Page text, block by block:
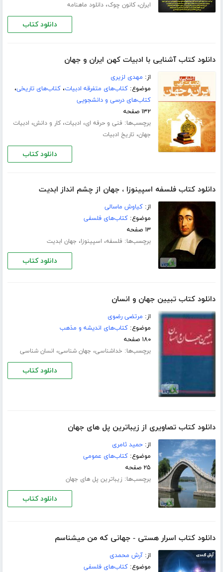
ایران،کانون چوک،دانلود ماهنامه
دانلود کتاب
دانلود کتاب آشنایی با ادبیات کهن ایران و جهان
از: مهدی لزیری
موضوع:کتاب‌های متفرقه ادبیات،کتاب‌های تاریخی،
کتاب‌های درسی و دانشجویی
۱۳۲ صفحه
برچسب‌ها: فنی و حرفه ای، ادبیات،کار و دانش، ادبیات
جهان، تاریخ ادبیات
دانلود کتاب
دانلود کتاب فلسفه اسپینوزا ، جهان از چشم انداز ابدیت
از:کیاوش ماسالی
موضوع:کتاب‌های فلسفی
۱۳ صفحه
برچسب‌ها: فلسفه، اسپینوزا، جهان ابدیت
دانلود کتاب
دانلود کتاب تبیین جهان و انسان
از: مرتضی رضوی
موضوع:کتاب‌های اندیشه و مذهب
۱۸۰ صفحه
برچسب‌ها: خداشناسی، جهان شناسی، انسان شناسی
دانلود کتاب
دانلود کتاب تصاویری از زیباترین پل های جهان
از:حمید ثامری
موضوع:کتاب‌های عمومی
۲۵ صفحه
برچسب‌ها: زیباترین پل های جهان
دانلود کتاب
دانلود کتاب اسرار هستی - جهانی که من میشناسم
از:آرش محمدی
موضوع:کتاب‌های فلسفی